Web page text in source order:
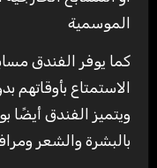
الموسمية
كما يوفر الفندق
الاستمتاع
ويتميز الفندق أيضًا
بالبشرة والشعر